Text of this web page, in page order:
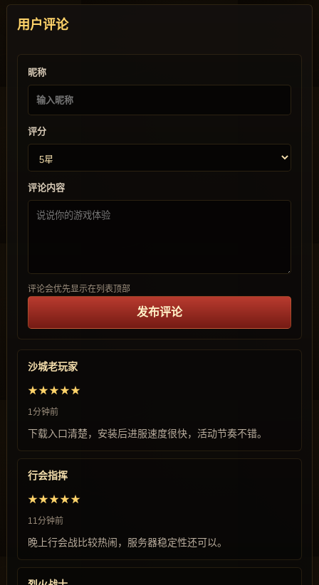
用户评论
昵称
评分
评论内容
评论会优先显示在列表顶部
发布评论
沙城老玩家
★★★★★
1分钟前
下载入口清楚，安装后进服速度很快，活动节奏不错。
行会指挥
★★★★★
11分钟前
晚上行会战比较热闹，服务器稳定性还可以。